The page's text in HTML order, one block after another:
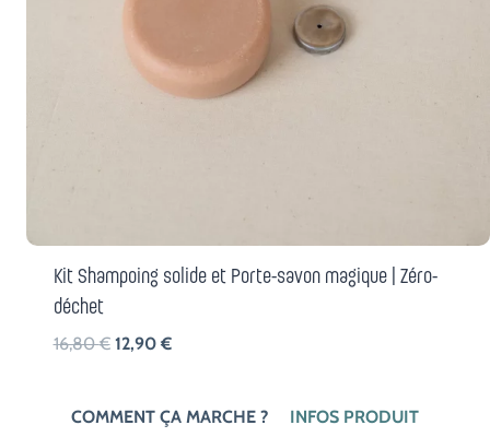
Kit Shampoing solide et Porte-savon magique | Zéro-
déchet
16,80€ Le
était :
12,90 €Le
est :
COMMENT ÇA MARCHE ? INFOS PRODUIT